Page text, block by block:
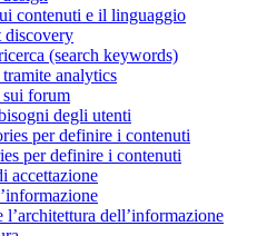
contenuti e il linguaggio
discovery
(search keywords)
analytics
forum
degli utenti
per definire i contenuti
per definire i contenuti
accettazione
dell’informazione